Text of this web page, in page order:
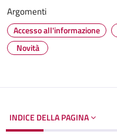
Argomenti
Accesso all'informazione
Novità
INDICE DELLA PAGINA